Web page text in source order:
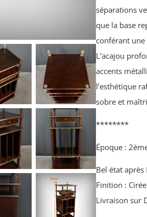
séparations
que la base
conférant
L’acajou
accents
l’esthétique
sobre et
********
Époque :
Bel état
Finition :
Livraison sur